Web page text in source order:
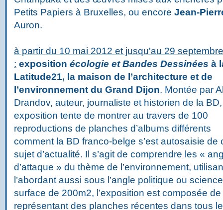
Petits Papiers à Bruxelles, ou encore Jean-
Auron.
à partir du 10 mai 2012 et jusqu'au 29
: exposition écologie et Bandes Dessinées à
Latitude21, la maison de l’architecture et de
l’environnement du Grand Dijon. Montée par
Drandov, auteur, journaliste et historien de la
exposition tente de montrer au travers de 100
reproductions de planches d’albums différents
comment la BD franco-belge s’est autosaisie de
sujet d’actualité. Il s’agit de comprendre les «
d’attaque » du thème de l’environnement,
l’abordant aussi sous l’angle politique ou
surface de 200m2, l’exposition est composée
représentant des planches récentes dans tous